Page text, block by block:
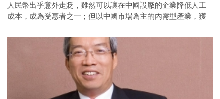
人民幣出乎意外走貶，雖然可以讓在中國設廠的企業降低人工
成本，成為受惠者之一；但以中國市場為主的內需型產業，獲
險也跟著加大。